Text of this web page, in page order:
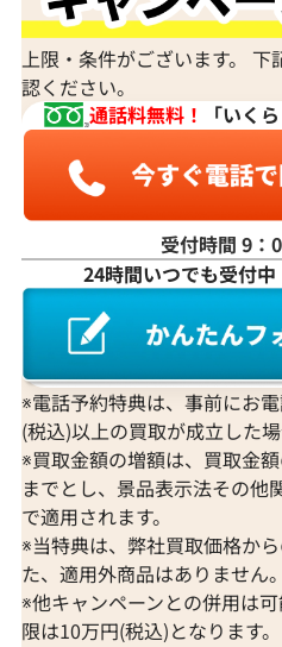
上限・条件がございます。
認ください。
通話料無料！
「いく
受付時間 9：
24時間いつでも受付中
※電話予約特典は、事前にお
(税込)以上の買取が成立した場
※買取金額の増額は、買取金
までとし、景品表示法その他
で適用されます。
※当特典は、弊社買取価格か
た、適用外商品はありません。
※他キャンペーンとの併用は
限は10万円(税込)となります。